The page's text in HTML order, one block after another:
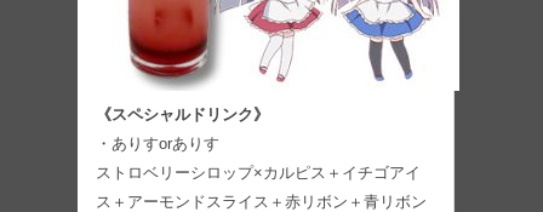
《スペシャルドリンク》
・ありすorありす
ストロベリーシロップ×カルピス＋イチゴアイ
ス＋アーモンドスライス＋赤リボン＋青リボン